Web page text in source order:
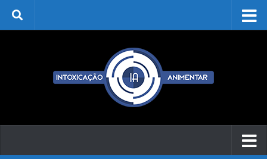
Skip to content